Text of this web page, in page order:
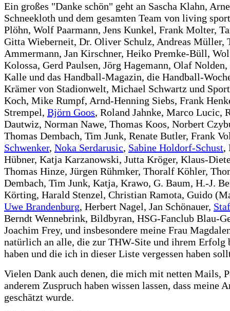
Ein großes "Danke schön" geht an Sascha Klahn, Arne
Schneekloth und dem gesamten Team von living
Plöhn, Wolf Paarmann, Jens Kunkel, Frank Molter,
Gitta Wieberneit, Dr. Oliver Schulz, Andreas Müller,
Ammermann, Jan Kirschner, Heiko Premke-Büll,
Kolossa, Gerd Paulsen, Jörg Hagemann, Olaf
Kalle und das Handball-Magazin, die Handball-
Krämer von Stadionwelt, Michael Schwartz und
Koch, Mike Rumpf, Arnd-Henning Siebs, Frank
Strempel, Björn Goos, Roland Jahnke, Marco Lucic,
Dautwiz, Norman Nawe, Thomas Koos, Norbert
Thomas Dembach, Tim Junk, Renate Butler, Frank
Schwenker, Noka Serdarusic, Sabine Holdorf-Schust,
Hübner, Katja Karzanowski, Jutta Kröger, Klaus-
Thomas Hinze, Jürgen Rühmker, Thoralf Köhler,
Dembach, Tim Junk, Katja, Krawo, G. Baum, H.-J.
Körting, Harald Stenzel, Christian Ramota, Guido
Uwe Brandenburg, Herbert Nagel, Jan Schönauer,
Berndt Wennebrink, Bildbyran, HSG-Fanclub Blau-
Joachim Frey, und insbesondere meine Frau
natürlich an alle, die zur THW-Site und ihrem Erfolg
haben und die ich in dieser Liste vergessen haben
Vielen Dank auch denen, die mich mit netten Mails,
anderem Zuspruch haben wissen lassen, dass meine
geschätzt wurde.